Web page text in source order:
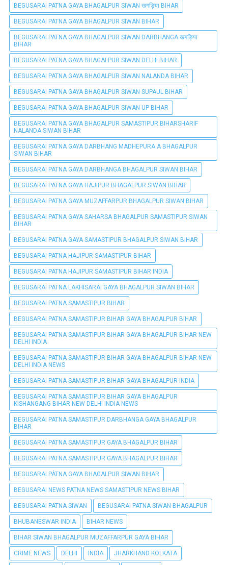
BEGUSARAI PATNA GAYA BHAGALPUR SIWAN खगड़िया BIHAR
BEGUSARAI PATNA GAYA BHAGALPUR SIWAN BIHAR
BEGUSARAI PATNA GAYA BHAGALPUR SIWAN DARBHANGA खगड़िया
BIHAR
BEGUSARAI PATNA GAYA BHAGALPUR SIWAN DELHI BIHAR
BEGUSARAI PATNA GAYA BHAGALPUR SIWAN NALANDA BIHAR
BEGUSARAI PATNA GAYA BHAGALPUR SIWAN SUPAUL BIHAR
BEGUSARAI PATNA GAYA BHAGALPUR SIWAN UP BIHAR
BEGUSARAI PATNA GAYA BHAGALPUR SAMASTIPUR BIHARSHARIF
NALANDA SIWAN BIHAR
BEGUSARAI PATNA GAYA DARBHANG MADHEPURA A BHAGALPUR
SIWAN BIHAR
BEGUSARAI PATNA GAYA DARBHANGA BHAGALPUR SIWAN BIHAR
BEGUSARAI PATNA GAYA HAJIPUR BHAGALPUR SIWAN BIHAR
BEGUSARAI PATNA GAYA MUZAFFARPUR BHAGALPUR SIWAN BIHAR
BEGUSARAI PATNA GAYA SAHARSA BHAGALPUR SAMASTIPUR SIWAN
BIHAR
BEGUSARAI PATNA GAYA SAMASTIPUR BHAGALPUR SIWAN BIHAR
BEGUSARAI PATNA HAJIPUR SAMASTIPUR BIHAR
BEGUSARAI PATNA HAJIPUR SAMASTIPUR BIHAR INDIA
BEGUSARAI PATNA LAKHISARAI GAYA BHAGALPUR SIWAN BIHAR
BEGUSARAI PATNA SAMASTIPUR BIHAR
BEGUSARAI PATNA SAMASTIPUR BIHAR GAYA BHAGALPUR BIHAR
BEGUSARAI PATNA SAMASTIPUR BIHAR GAYA BHAGALPUR BIHAR NEW
DELHI INDIA
BEGUSARAI PATNA SAMASTIPUR BIHAR GAYA BHAGALPUR BIHAR NEW
DELHI INDIA NEWS
BEGUSARAI PATNA SAMASTIPUR BIHAR GAYA BHAGALPUR INDIA
BEGUSARAI PATNA SAMASTIPUR BIHAR GAYA BHAGALPUR
KISHANGANG BIHAR NEW DELHI INDIA NEWS
BEGUSARAI PATNA SAMASTIPUR DARBHANGA GAYA BHAGALPUR
BIHAR
BEGUSARAI PATNA SAMASTIPUR GAYA BHAGALPUR BIHAR
BEGUSARAI PATNA SAMASTIPUR GAYA BHAGALPUR BIHAR
BEGUSARAI PÀTNA GAYA BHAGALPUR SIWAN BIHAR
BEGUSARAI NEWS PATNA NEWS SAMASTIPUR NEWS BIHAR
BEGUSARAI PATNA SIWAN BEGUSARAI PATNA SIWAN BHAGALPUR
BHUBANESWAR INDIA BIHAR NEWS
BIHAR SIWAN BHAGALPUR MUZAFFARPUR GAYA BIHAR
CRIME NEWS DELHI INDIA JHARKHAND KOLKATA